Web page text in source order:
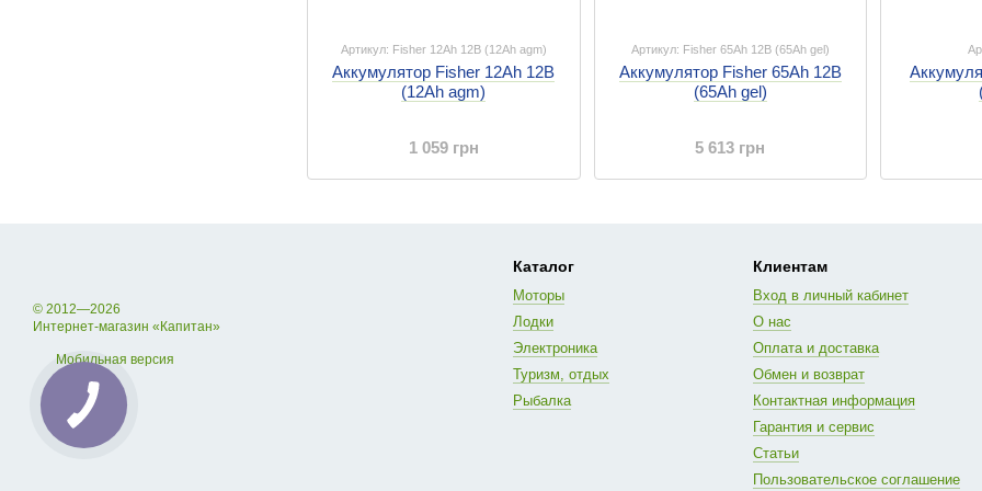
Артикул: Fisher 12Ah 12B (12Ah agm)
Аккумулятор Fisher 12Ah 12B
(12Ah agm)
1 059 грн
Артикул: Fisher 65Ah 12B (65Ah gel)
Аккумулятор Fisher 65Ah 12B
(65Ah gel)
5 613 грн
© 2012—2026
Интернет-магазин «Капитан»
Мобильная версия
Каталог
Моторы
Лодки
Электроника
Туризм, отдых
Рыбалка
Клиентам
Вход в личный кабинет
О нас
Оплата и доставка
Обмен и возврат
Контактная информация
Гарантия и сервис
Статьи
Пользовательское соглашение